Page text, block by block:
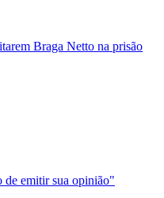
Braga Netto na prisão
de emitir sua opinião"